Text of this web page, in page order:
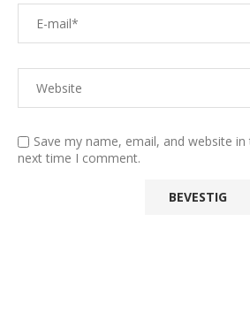
Save my name, email, and website
next time I comment.